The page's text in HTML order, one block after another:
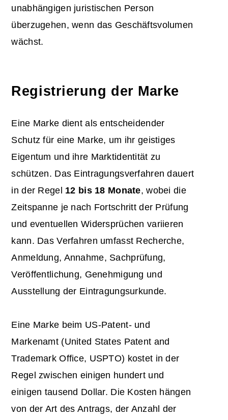
unabhängigen juristischen Person
überzugehen, wenn das Geschäftsvolumen
wächst.
Registrierung der Marke
Eine Marke dient als entscheidender
Schutz für eine Marke, um ihr geistiges
Eigentum und ihre Marktidentität zu
schützen. Das Eintragungsverfahren dauert
in der Regel 12 bis 18 Monate, wobei die
Zeitspanne je nach Fortschritt der Prüfung
und eventuellen Widersprüchen variieren
kann. Das Verfahren umfasst Recherche,
Anmeldung, Annahme, Sachprüfung,
Veröffentlichung, Genehmigung und
Ausstellung der Eintragungsurkunde.
Eine Marke beim US-Patent- und
Markenamt (United States Patent and
Trademark Office, USPTO) kostet in der
Regel zwischen einigen hundert und
einigen tausend Dollar. Die Kosten hängen
von der Art des Antrags, der Anzahl der